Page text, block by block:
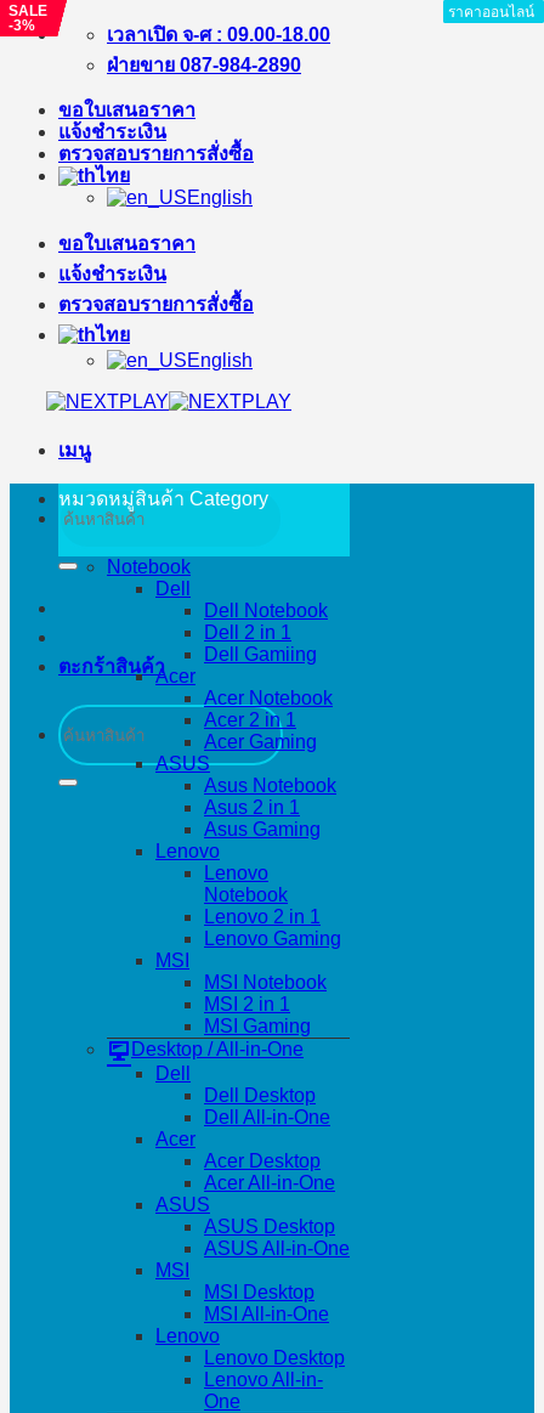
ข้าม
เนื้อหา
เวลาเปิด จ-ศ : 09.00-18.00
ฝ่ายขาย 087-984-2890
ขอใบเสนอราคา
แจ้งชำระเงิน
ตรวจสอบรายการสั่งซื้อ
ไทย
English
ขอใบเสนอราคา
แจ้งชำระเงิน
ตรวจสอบรายการสั่งซื้อ
ไทย
English
เมนู
ค้นหา:
ตะกร้าสินค้า
ค้นหา:
หมวดหมู่สินค้า Category
Notebook
Dell
Dell Notebook
Dell 2 in 1
Dell Gamiing
Acer
Acer Notebook
Acer 2 in 1
Acer Gaming
ASUS
Asus Notebook
Asus 2 in 1
Asus Gaming
Lenovo
Lenovo
Notebook
Lenovo 2 in 1
Lenovo Gaming
MSI
MSI Notebook
MSI 2 in 1
MSI Gaming
Desktop / All-in-One
Dell
Dell Desktop
Dell All-in-One
Acer
Acer Desktop
Acer All-in-One
ASUS
ASUS Desktop
ASUS All-in-One
MSI
MSI Desktop
MSI All-in-One
Lenovo
Lenovo Desktop
Lenovo All-in-
One
ราคาออนไลน์
ราคาออนไลน์
ราคาออนไลน์
SALE
-4%
ราคาออนไลน์
SALE
-5%
ราคาออนไลน์
SALE
-3%
ราคาออนไลน์
SALE
-23%
ราคาออนไลน์
SALE
-9%
ราคาออนไลน์
SALE
-3%
ราคาออนไลน์